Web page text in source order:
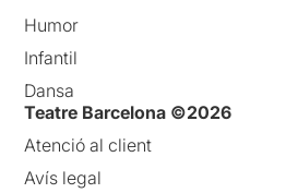
Humor
Infantil
Dansa
Teatre Barcelona ©2026
Atenció al client
Avís legal